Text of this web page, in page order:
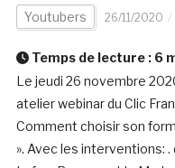
Youtubers 26/11/2020
Temps de lecture : 6
Le jeudi 26 novembre
atelier webinar du Clic
Comment choisir son
». Avec les interventions: .